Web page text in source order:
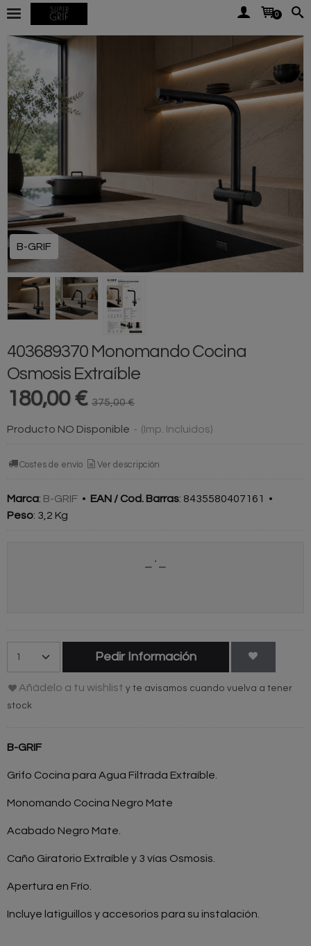
0
B-GRIF
403689370 Monomando Cocina
Osmosis Extraíble
180,00 € 375,00 €
Producto NO Disponible - (Imp. Incluidos)
Costes de envío Ver descripción
Marca: B-GRIF • EAN / Cod. Barras: 8435580407161
•
Peso: 3,2 Kg
Pedir Información
Añádelo a tu wishlist y te avisamos cuando vuelva a tener
stock
B-GRIF
Grifo Cocina para Agua Filtrada Extraíble.
Monomando Cocina Negro Mate
Acabado Negro Mate.
Caño Giratorio Extraíble y 3 vías Osmosis.
Apertura en Frío.
Incluye latiguillos y accesorios para su instalación.